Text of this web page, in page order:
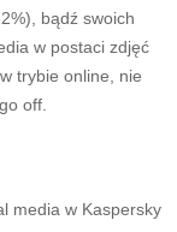
bądź swoich
w postaci zdjęć
trybie online, nie
off.
media w Kaspersky